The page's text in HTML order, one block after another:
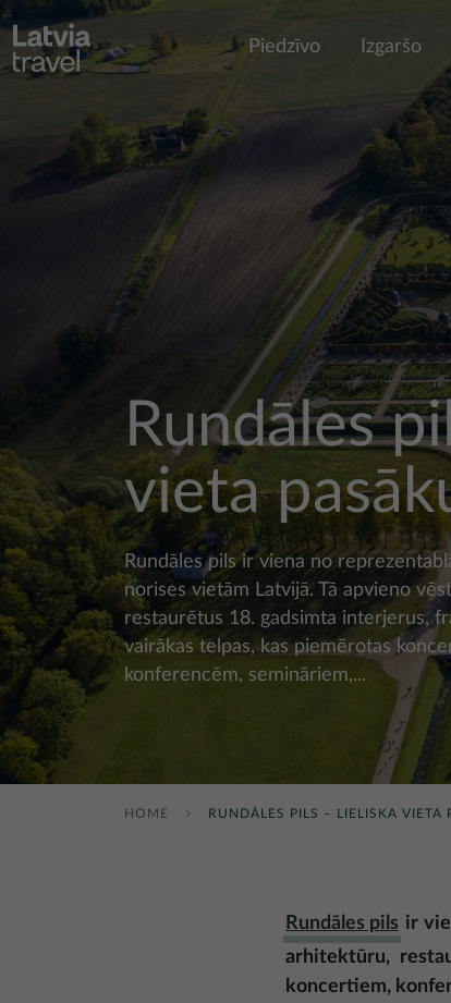
Pārlekt uz galveno saturu
Piedzīvo Izgaršo
Rundāles
vieta
Rundāles pils ir viena no
norises vietām Latvijā. Tā apvieno
restaurētus 18. gadsimta interjerus,
vairākas telpas, kas piemērotas
konferencēm, semināriem,...
HOME RUNDĀLES PILS – LIELISKA VIETA
Rundāles pils ir
arhitektūru,
koncertiem,